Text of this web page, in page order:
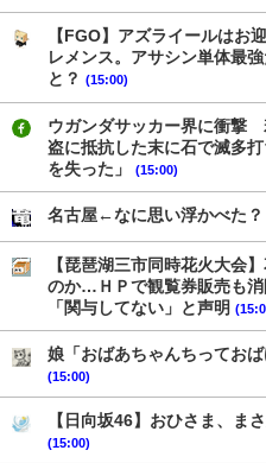
【FGO】アズライールはお
レメンス。アサシン単体最
と？ (15:00)
ウガンダサッカー界に衝
盗に抵抗した末に石で滅多
を失った」
(15:00)
名古屋←なに思い浮かべた？
【琵琶湖三市同時花火大会
のか…ＨＰで観覧券販売も
「関与してない」と声明
娘「おばあちゃんちってお
(15:00)
【日向坂46】おひさま、ま
(15:00)